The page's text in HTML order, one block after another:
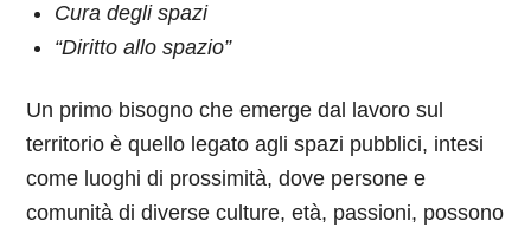
Cura degli spazi
“Diritto allo spazio”
Un primo bisogno che emerge dal lavoro sul
territorio è quello legato agli spazi pubblici, intesi
come luoghi di prossimità, dove persone e
comunità di diverse culture, età, passioni, possono